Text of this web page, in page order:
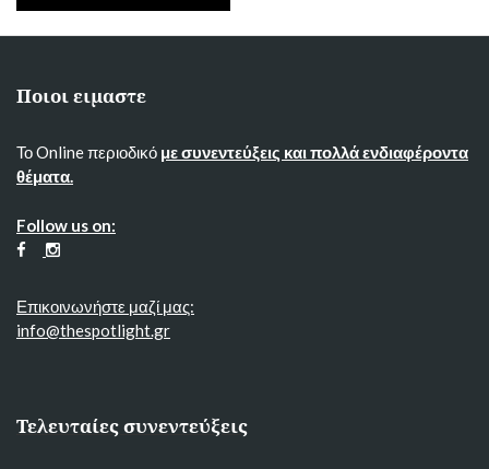
Ποιοι ειμαστε
Το Online περιοδικό με συνεντεύξεις και πολλά ενδιαφέροντα
θέματα.
Follow us on:
Επικοινωνήστε μαζί μας:
info@thespotlight.gr
Τελευταίες συνεντεύξεις